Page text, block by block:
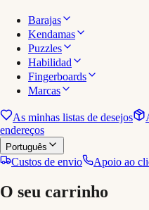
Barajas
Kendamas
Puzzles
Habilidad
Fingerboards
Marcas
As minhas listas de desejos
endereços
Português
Custos de envio Apoio ao
O seu carrinho